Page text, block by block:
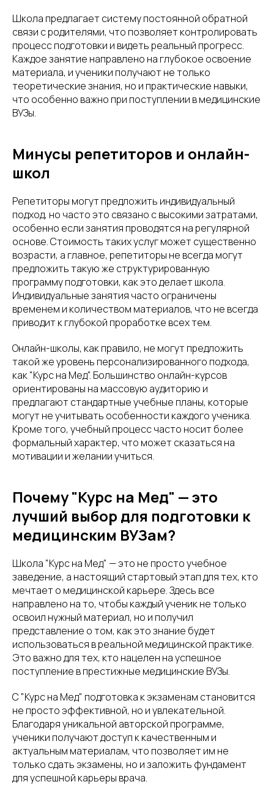
Школа предлагает систему постоянной обратной
связи с родителями, что позволяет контролировать
процесс подготовки и видеть реальный прогресс.
Каждое занятие направлено на глубокое освоение
материала, и ученики получают не только
теоретические знания, но и практические навыки,
что особенно важно при поступлении в медицинские
ВУЗы.
Минусы репетиторов и онлайн-
школ
Репетиторы могут предложить индивидуальный
подход, но часто это связано с высокими затратами,
особенно если занятия проводятся на регулярной
основе. Стоимость таких услуг может существенно
возрасти, а главное, репетиторы не всегда могут
предложить такую же структурированную
программу подготовки, как это делает школа.
Индивидуальные занятия часто ограничены
временем и количеством материалов, что не всегда
приводит к глубокой проработке всех тем.
Онлайн-школы, как правило, не могут предложить
такой же уровень персонализированного подхода,
как "Курс на Мед". Большинство онлайн-курсов
ориентированы на массовую аудиторию и
предлагают стандартные учебные планы, которые
могут не учитывать особенности каждого ученика.
Кроме того, учебный процесс часто носит более
формальный характер, что может сказаться на
мотивации и желании учиться.
Почему "Курс на Мед" — это
лучший выбор для подготовки к
медицинским ВУЗам?
Школа "Курс на Мед" — это не просто учебное
заведение, а настоящий стартовый этап для тех, кто
мечтает о медицинской карьере. Здесь все
направлено на то, чтобы каждый ученик не только
освоил нужный материал, но и получил
представление о том, как это знание будет
использоваться в реальной медицинской практике.
Это важно для тех, кто нацелен на успешное
поступление в престижные медицинские ВУЗы.
С "Курс на Мед" подготовка к экзаменам становится
не просто эффективной, но и увлекательной.
Благодаря уникальной авторской программе,
ученики получают доступ к качественным и
актуальным материалам, что позволяет им не
только сдать экзамены, но и заложить фундамент
для успешной карьеры врача.